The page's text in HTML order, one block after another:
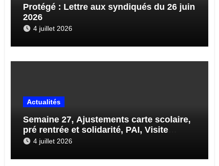
Protégé : Lettre aux syndiqués du 26 juin
2026
4 juillet 2026
Actualités
Semaine 27, Ajustements carte scolaire,
pré rentrée et solidarité, PAI, Visite
médicale, Enquête sur École 71…
4 juillet 2026